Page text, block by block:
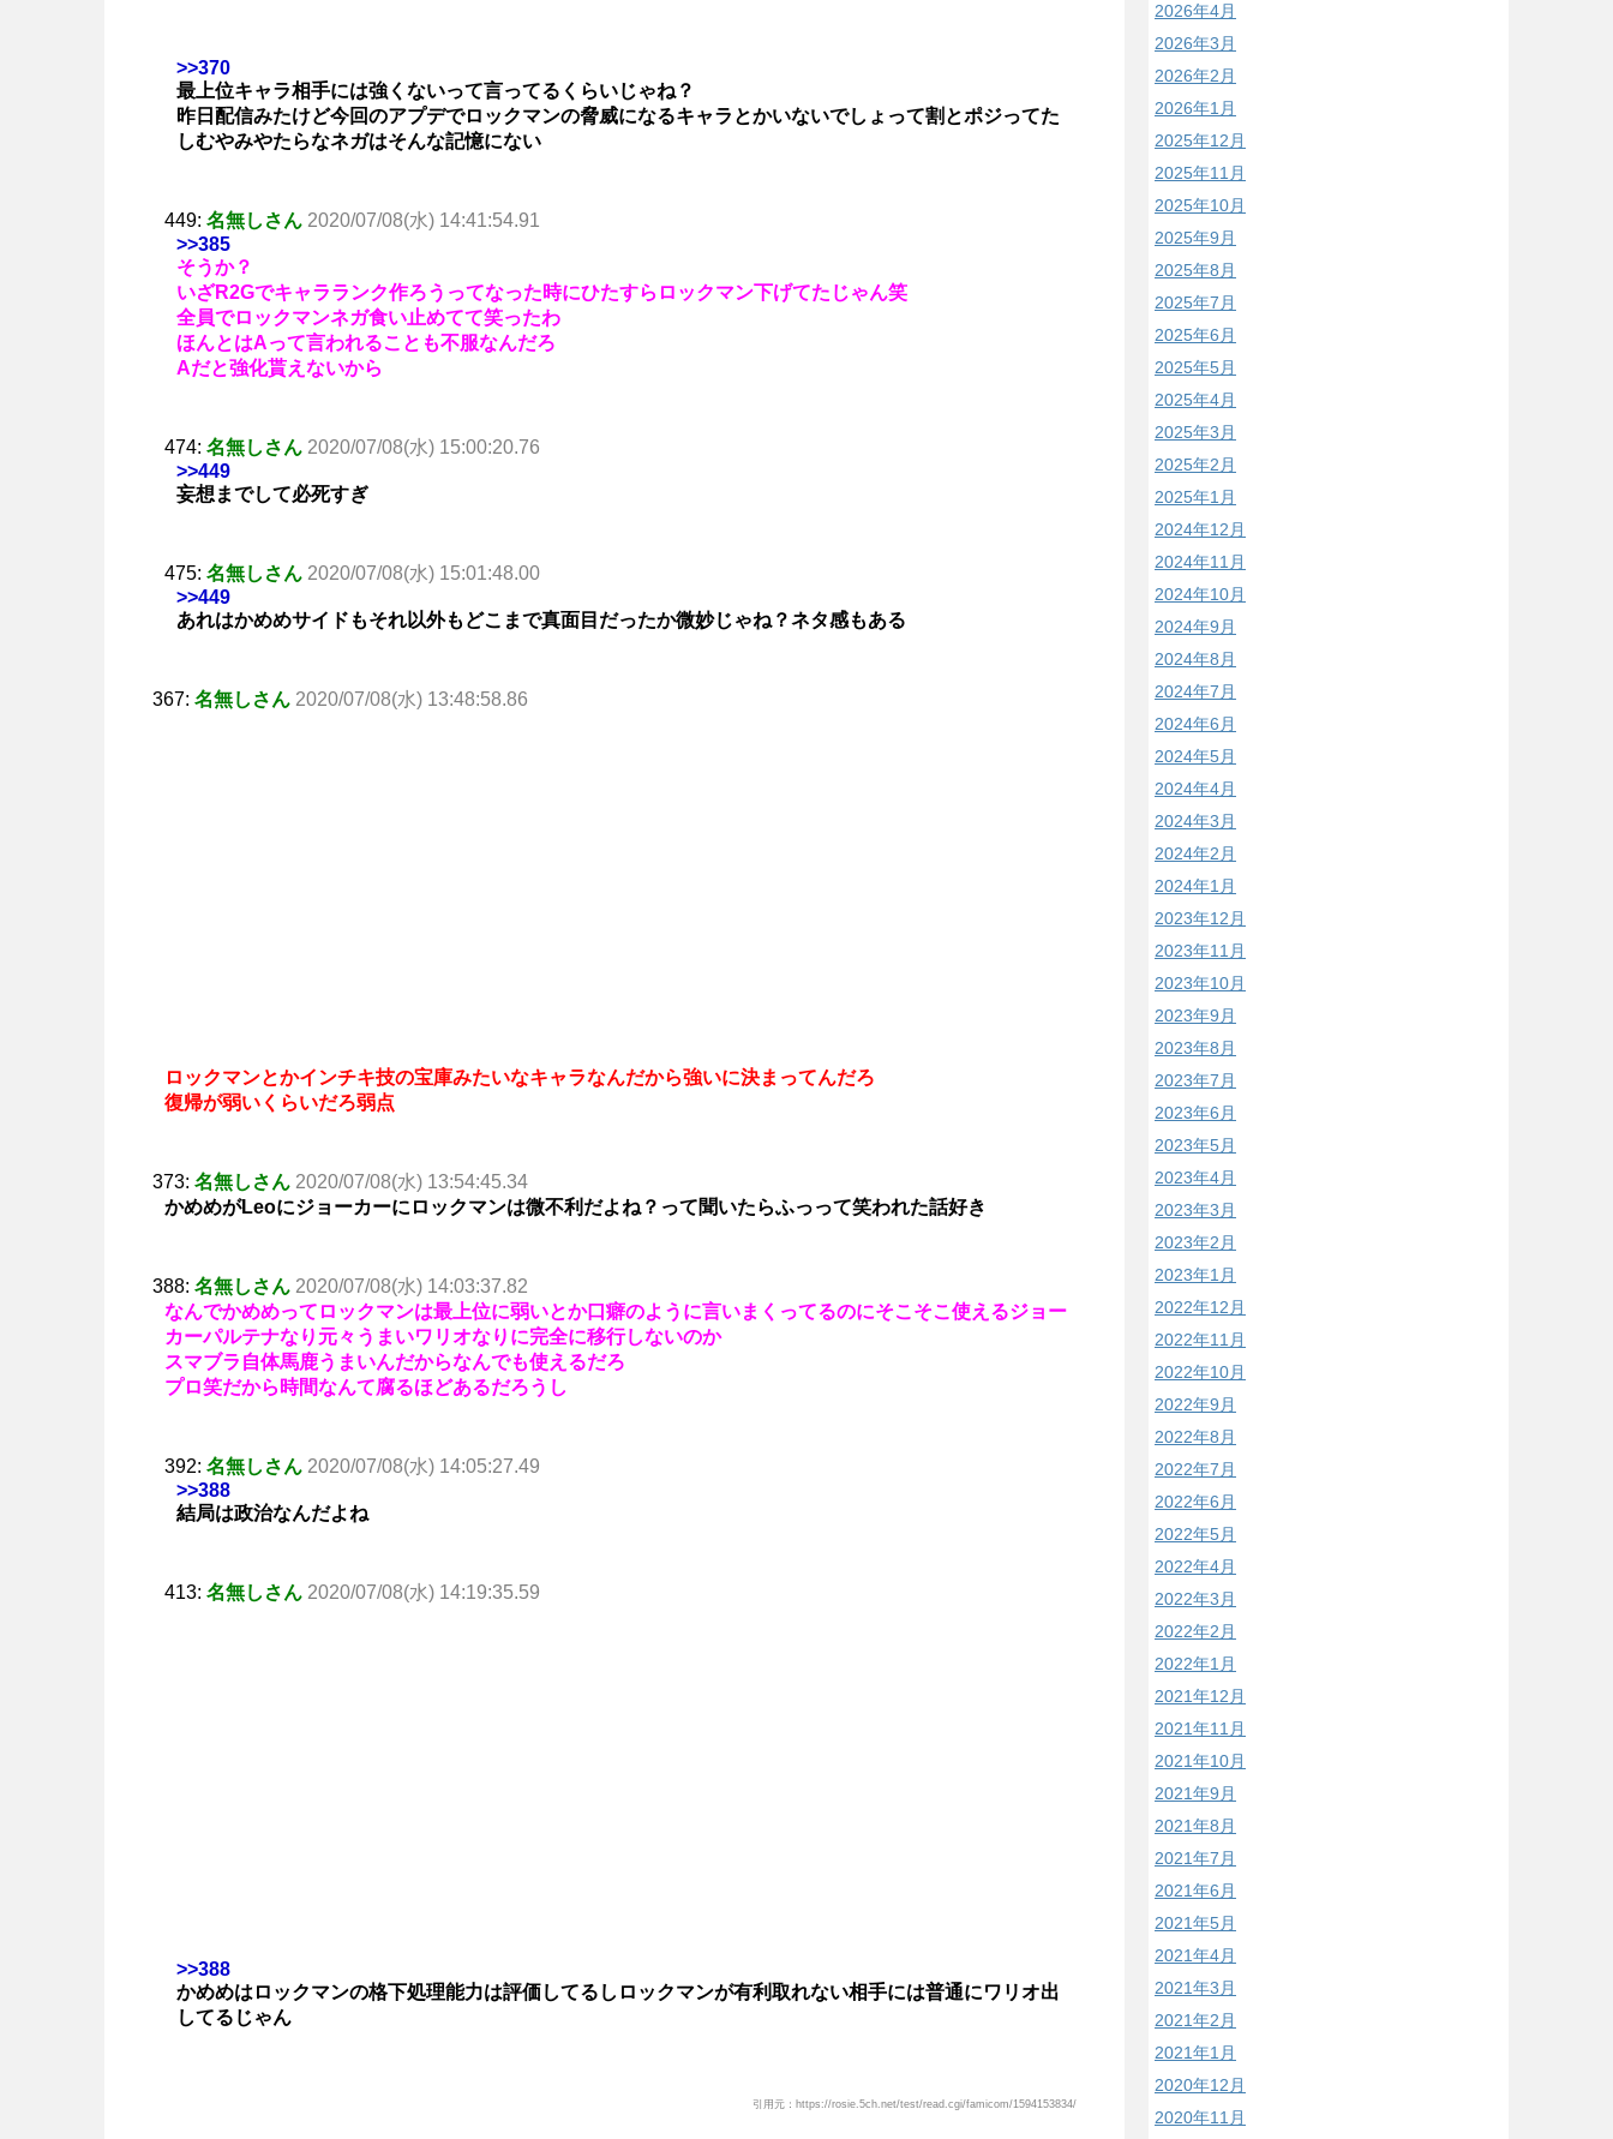
>>370
最上位キャラ相手には強くないって言ってるくらいじゃね？
昨日配信みたけど今回のアプデでロックマンの脅威になるキャラとかいないでしょって割とポジってた
しむやみやたらなネガはそんな記憶にない
449: 名無しさん 2020/07/08(水) 14:41:54.91
>>385
そうか？
いざR2Gでキャラランク作ろうってなった時にひたすらロックマン下げてたじゃん笑
全員でロックマンネガ食い止めてて笑ったわ
ほんとはAって言われることも不服なんだろ
Aだと強化貰えないから
474: 名無しさん 2020/07/08(水) 15:00:20.76
>>449
妄想までして必死すぎ
475: 名無しさん 2020/07/08(水) 15:01:48.00
>>449
あれはかめめサイドもそれ以外もどこまで真面目だったか微妙じゃね？ネタ感もある
367: 名無しさん 2020/07/08(水) 13:48:58.86
ロックマンとかインチキ技の宝庫みたいなキャラなんだから強いに決まってんだろ
復帰が弱いくらいだろ弱点
373: 名無しさん 2020/07/08(水) 13:54:45.34
かめめがLeoにジョーカーにロックマンは微不利だよね？って聞いたらふっって笑われた話好き
388: 名無しさん 2020/07/08(水) 14:03:37.82
なんでかめめってロックマンは最上位に弱いとか口癖のように言いまくってるのにそこそこ使えるジョー
カーパルテナなり元々うまいワリオなりに完全に移行しないのか
スマブラ自体馬鹿うまいんだからなんでも使えるだろ
プロ笑だから時間なんて腐るほどあるだろうし
392: 名無しさん 2020/07/08(水) 14:05:27.49
>>388
結局は政治なんだよね
413: 名無しさん 2020/07/08(水) 14:19:35.59
>>388
かめめはロックマンの格下処理能力は評価してるしロックマンが有利取れない相手には普通にワリオ出
してるじゃん
引用元：https://rosie.5ch.net/test/read.cgi/famicom/1594153834/
2026年4月
2026年3月
2026年2月
2026年1月
2025年12月
2025年11月
2025年10月
2025年9月
2025年8月
2025年7月
2025年6月
2025年5月
2025年4月
2025年3月
2025年2月
2025年1月
2024年12月
2024年11月
2024年10月
2024年9月
2024年8月
2024年7月
2024年6月
2024年5月
2024年4月
2024年3月
2024年2月
2024年1月
2023年12月
2023年11月
2023年10月
2023年9月
2023年8月
2023年7月
2023年6月
2023年5月
2023年4月
2023年3月
2023年2月
2023年1月
2022年12月
2022年11月
2022年10月
2022年9月
2022年8月
2022年7月
2022年6月
2022年5月
2022年4月
2022年3月
2022年2月
2022年1月
2021年12月
2021年11月
2021年10月
2021年9月
2021年8月
2021年7月
2021年6月
2021年5月
2021年4月
2021年3月
2021年2月
2021年1月
2020年12月
2020年11月